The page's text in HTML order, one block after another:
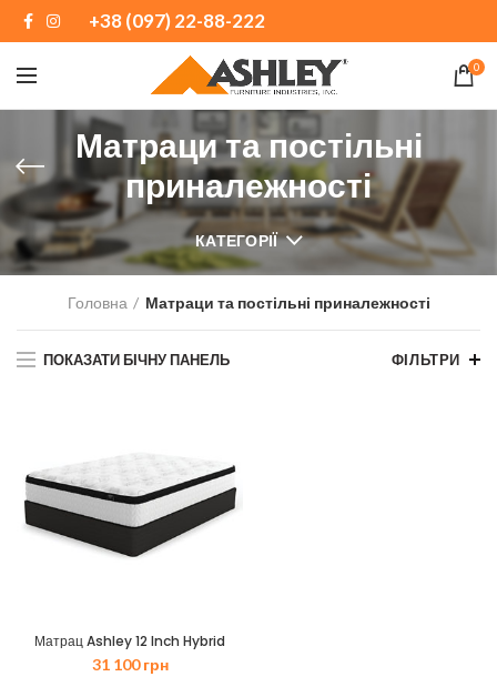
+38 (097) 22-88-222
0
Матраци та постільні
приналежності
КАТЕГОРІЇ
Головна Матраци та постільні приналежності
ПОКАЗАТИ БІЧНУ ПАНЕЛЬ ФІЛЬТРИ
Матрац Ashley 12 Inch Hybrid
31 100грн